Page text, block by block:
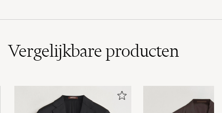
Vergelijkbareproducten